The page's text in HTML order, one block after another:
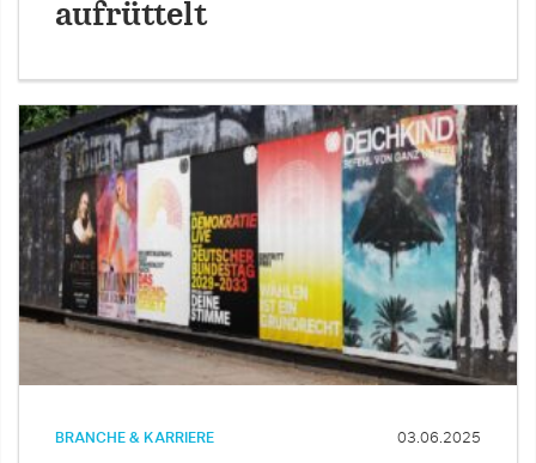
aufrüttelt
BRANCHE & KARRIERE 03.06.2025